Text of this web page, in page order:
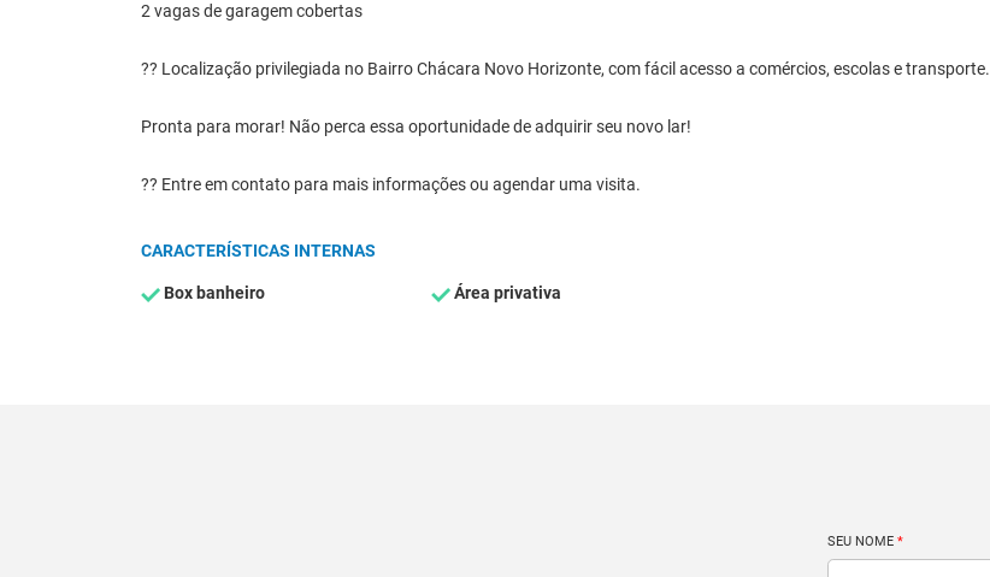
2 vagas de garagem cobertas
?? Localização privilegiada no Bairro Chácara Novo Horizonte, com fácil acesso a comércios, escolas e transporte.
Pronta para morar! Não perca essa oportunidade de adquirir seu novo lar!
?? Entre em contato para mais informações ou agendar uma visita.
CARACTERÍSTICAS INTERNAS
Box banheiro Área privativa
SEU NOME *